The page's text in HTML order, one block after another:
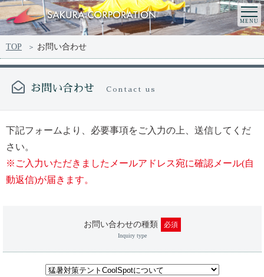
TOP お問い合わせ
お問い合わせ Contact us
下記フォームより、必要事項をご入力の上、送信してくだ
さい。
※ご入力いただきましたメールアドレス宛に確認メール(自
動返信)が届きます。
お問い合わせの種類 必須
Inquiry type